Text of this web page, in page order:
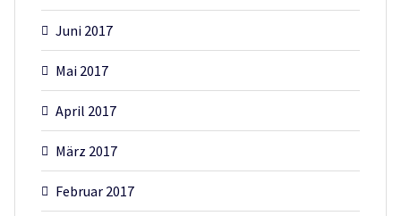
Juni 2017
Mai 2017
April 2017
März 2017
Februar 2017